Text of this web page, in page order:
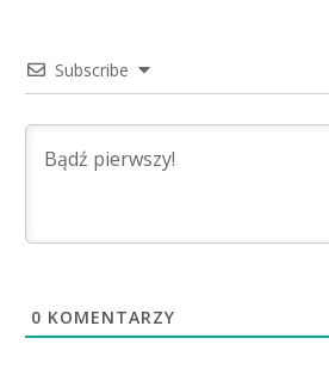
Subscribe
0 KOMENTARZY